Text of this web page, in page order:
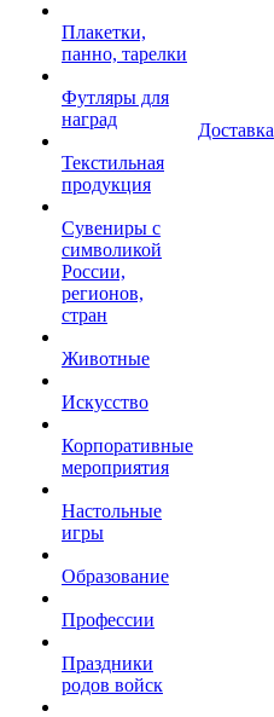
Плакетки,
панно, тарелки
Футляры для
наград
Текстильная
продукция
Сувениры с
символикой
России,
регионов,
стран
Животные
Искусство
Корпоративные
мероприятия
Настольные
игры
Образование
Профессии
Праздники
родов войск
Доставка